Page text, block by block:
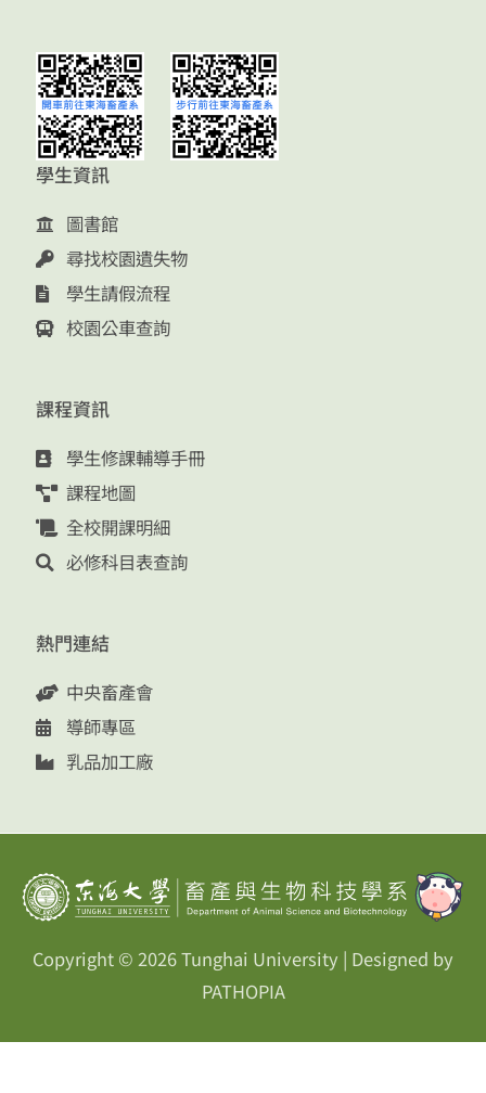
學生資訊
圖書館
尋找校園遺失物
學生請假流程
校園公車查詢
課程資訊
學生修課輔導手冊
課程地圖
全校開課明細
必修科目表查詢
熱門連結
中央畜產會
導師專區
乳品加工廠
Copyright © 2026Tunghai University | Designed by
PATHOPIA